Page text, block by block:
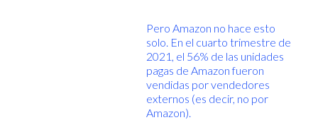
Pero Amazon no hace esto
solo. En el cuarto trimestre de
2021, el 56% de las unidades
pagas de Amazon fueron
vendidas por vendedores
externos (es decir, no por
Amazon).